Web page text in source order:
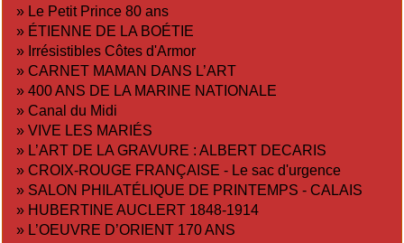
» Le Petit Prince 80 ans
» ÉTIENNE DE LA BOÉTIE
» Irrésistibles Côtes d'Armor
» CARNET MAMAN DANS L’ART
» 400 ANS DE LA MARINE NATIONALE
» Canal du Midi
» VIVE LES MARIÉS
» L’ART DE LA GRAVURE : ALBERT DECARIS
» CROIX-ROUGE FRANÇAISE - Le sac d'urgence
» SALON PHILATÉLIQUE DE PRINTEMPS - CALAIS
» HUBERTINE AUCLERT 1848-1914
» L’OEUVRE D’ORIENT 170 ANS